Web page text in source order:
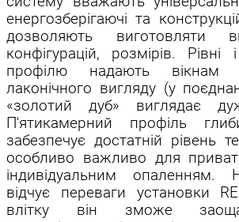
енергозберігаючі та
дозволяють виготовляти
конфігурацій, розмірів.
профілю надають вікнам
лаконічного вигляду (у
«золотий дуб» виглядає
П'ятикамерний профіль
забезпечує достатній рівень
особливо важливо для
індивідуальним
відчує переваги установки
влітку він зможе